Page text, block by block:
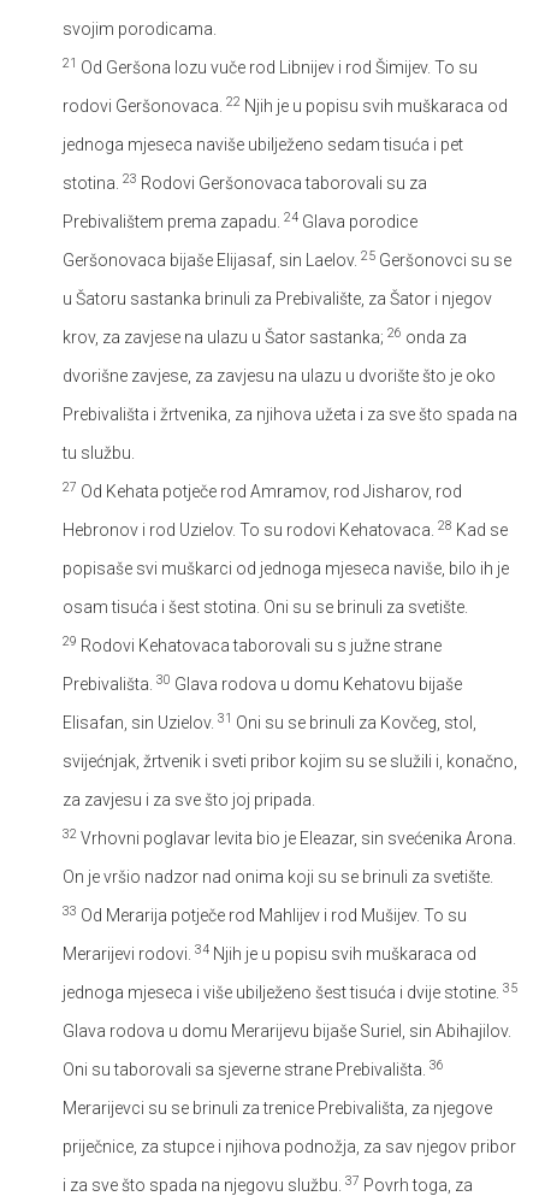
svojim porodicama.
21 Od Geršona lozu vuče rod Libnijev i rod Šimijev. To su
rodovi Geršonovaca. 22 Njih je u popisu svih muškaraca od
jednoga mjeseca naviše ubilježeno sedam tisuća i pet
stotina. 23 Rodovi Geršonovaca taborovali su za
Prebivalištem prema zapadu. 24 Glava porodice
Geršonovaca bijaše Elijasaf, sin Laelov. 25 Geršonovci su se
u Šatoru sastanka brinuli za Prebivalište, za Šator i njegov
krov, za zavjese na ulazu u Šator sastanka; 26 onda za
dvorišne zavjese, za zavjesu na ulazu u dvorište što je oko
Prebivališta i žrtvenika, za njihova užeta i za sve što spada na
tu službu.
27 Od Kehata potječe rod Amramov, rod Jisharov, rod
Hebronov i rod Uzielov. To su rodovi Kehatovaca. 28 Kad se
popisaše svi muškarci od jednoga mjeseca naviše, bilo ih je
osam tisuća i šest stotina. Oni su se brinuli za svetište.
29 Rodovi Kehatovaca taborovali su s južne strane
Prebivališta. 30 Glava rodova u domu Kehatovu bijaše
Elisafan, sin Uzielov. 31 Oni su se brinuli za Kovčeg, stol,
svijećnjak, žrtvenik i sveti pribor kojim su se služili i, konačno,
za zavjesu i za sve što joj pripada.
32 Vrhovni poglavar levita bio je Eleazar, sin svećenika Arona.
On je vršio nadzor nad onima koji su se brinuli za svetište.
33 Od Merarija potječe rod Mahlijev i rod Mušijev. To su
Merarijevi rodovi. 34 Njih je u popisu svih muškaraca od
jednoga mjeseca i više ubilježeno šest tisuća i dvije stotine. 35
Glava rodova u domu Merarijevu bijaše Suriel, sin Abihajilov.
Oni su taborovali sa sjeverne strane Prebivališta. 36
Merarijevci su se brinuli za trenice Prebivališta, za njegove
priječnice, za stupce i njihova podnožja, za sav njegov pribor
i za sve što spada na njegovu službu. 37 Povrh toga, za